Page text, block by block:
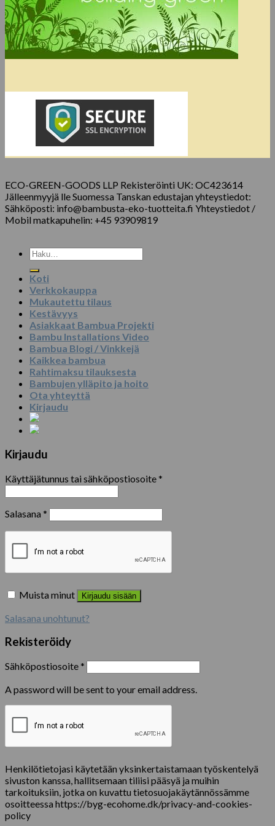
ECO-GREEN-GOODS LLP Rekisteröinti UK: OC423614
Jälleenmyyjä lle Suomessa Tanskan edustajan yhteystiedot:
Sähköposti: info@bambusta-eko-tuotteita.fi Yhteystiedot /
Mobil matkapuhelin: +45 93909819
Etsi:
Koti
Verkkokauppa
Mukautettu tilaus
Kestävyys
Asiakkaat Bambua Projekti
Bambu Installations Video
Bambua Blogi / Vinkkejä
Kaikkea bambua
Rahtimaksu tilauksesta
Bambujen ylläpito ja hoito
Ota yhteyttä
Kirjaudu
Kirjaudu
Käyttäjätunnus tai sähköpostiosoite*
Salasana *
Muista minut Kirjaudu sisään
Salasana unohtunut?
Rekisteröidy
Sähköpostiosoite*
A password will be sent to your email address.
Henkilötietojasi käytetään yksinkertaistamaan työskentelyä
sivuston kanssa, hallitsemaan tiliisi pääsyä ja muihin
tarkoituksiin, jotka on kuvattu tietosuojakäytännössämme
osoitteessa https://byg-ecohome.dk/privacy-and-cookies-
policy